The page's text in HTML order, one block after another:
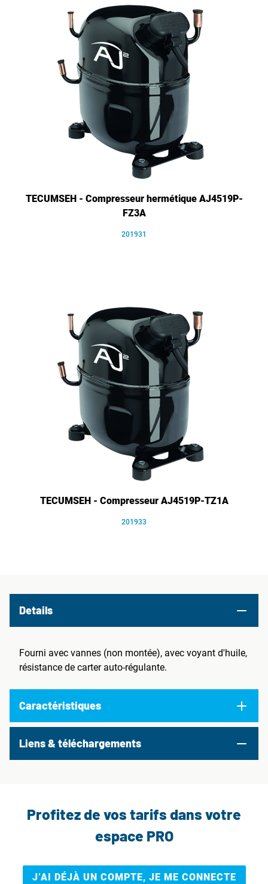
TECUMSEH - Compresseur hermétique AJ4519P-
FZ3A
201931
TECUMSEH - Compresseur AJ4519P-TZ1A
201933
Details
Fourni avec vannes (non montée), avec voyant d'huile,
résistance de carter auto-régulante.
Caractéristiques
Liens & téléchargements
Profitez de vos tarifs dans votre
espace PRO
J’AI DÉJÀ UN COMPTE, JE ME CONNECTE